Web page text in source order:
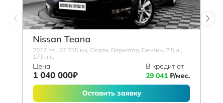
Nissan Teana
2017 г.в., 87 255 км, Седан, Вариатор, Бензин, 2.5 л.,
173 л.с.
Цена
1 040 000₽
В кредит от
29 041 ₽/мес.
Оставить заявку